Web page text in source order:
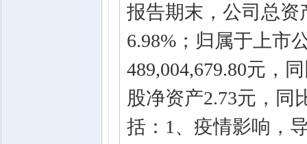
报告期末，公司总资
6.98%；归属于上市
489,004,679.80元，
股净资产2.73元，同
括：1、疫情影响，